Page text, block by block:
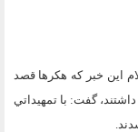
اين خبر که هکرها قصد
گفت: با تمهيداتي